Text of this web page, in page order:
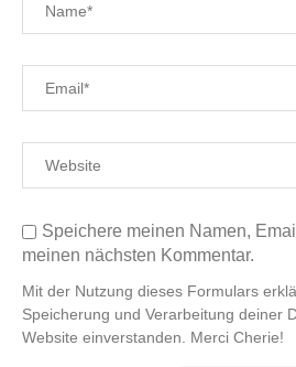
Speichere meinen Namen,
meinen nächsten Kommentar.
Mit der Nutzung dieses Formulars
Speicherung und Verarbeitung deiner
Website einverstanden. Merci Cherie!